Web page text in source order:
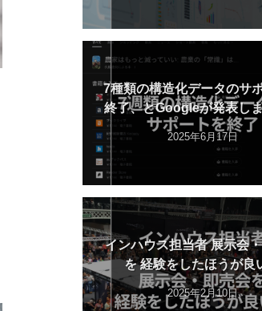
7種類の構造化データのサ
終了、とGoogleが発表し
2025年6月17日
インハウス担当者 展示会
を 経験をしたほうが良
2025年2月10日